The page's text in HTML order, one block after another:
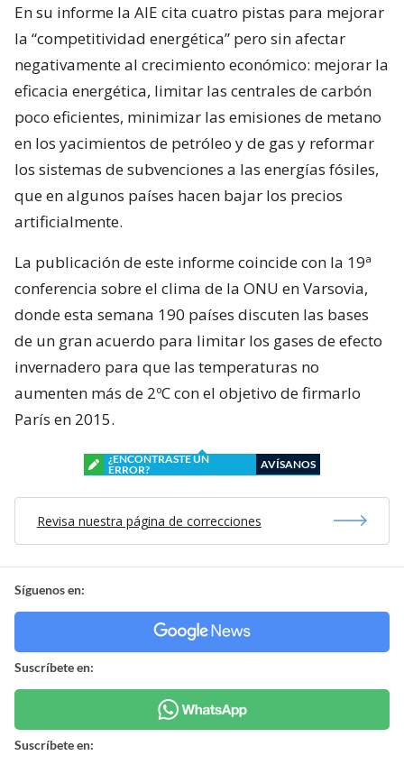
En su informe la AIE cita cuatro pistas para mejorar
la “competitividad energética” pero sin afectar
negativamente al crecimiento económico: mejorar la
eficacia energética, limitar las centrales de carbón
poco eficientes, minimizar las emisiones de metano
en los yacimientos de petróleo y de gas y reformar
los sistemas de subvenciones a las energías fósiles,
que en algunos países hacen bajar los precios
artificialmente.
La publicación de este informe coincide con la 19ª
conferencia sobre el clima de la ONU en Varsovia,
donde esta semana 190 países discuten las bases
de un gran acuerdo para limitar los gases de efecto
invernadero para que las temperaturas no
aumenten más de 2ºC con el objetivo de firmarlo
París en 2015.
¿ENCONTRASTE UN
ERROR?
AVÍSANOS
Revisa nuestra página de correcciones
Síguenos en:
Suscríbete en:
Suscríbete en: